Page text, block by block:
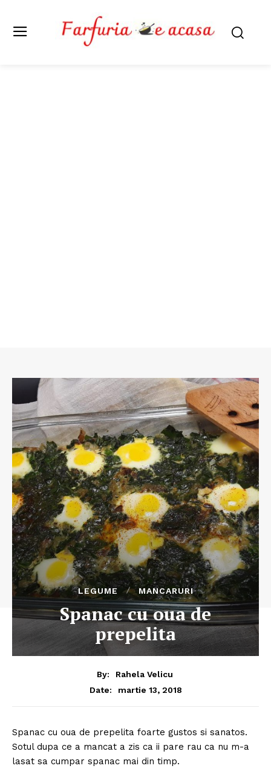
LEGUME MANCARURI
Spanac cu oua de
prepelita
By:
Rahela Velicu
Date:
martie 13, 2018
Spanac cu oua de prepelita foarte gustos si sanatos.
Sotul dupa ce a mancat a zis ca ii pare rau ca nu m-a
lasat sa cumpar spanac mai din timp.